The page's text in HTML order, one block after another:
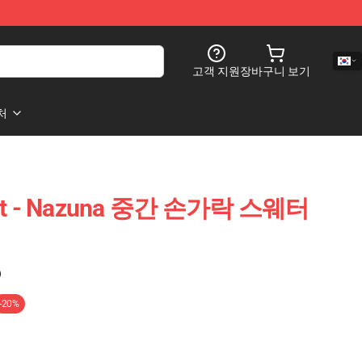
고객 지원장바구니 보기
- Nazuna 중간 손가락 스웨터
-20%